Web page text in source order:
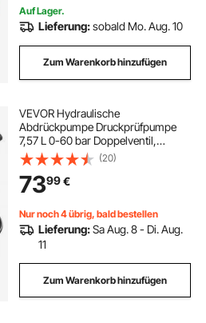
Auf Lager.
Lieferung:sobald Mo. Aug. 10
Zum Warenkorb hinzufügen
VEVOR Hydraulische
Abdrückpumpe Druckprüfpumpe
7,57 L 0-60 bar Doppelventil,
Handdruckpumpe mit Manometer
und Tank, für Rohrleitungen,
Wasserleitungen, Heizungen,
Druck- und Leckprüfung
(20)
7399€
Nur noch 4 übrig, bald bestellen
Lieferung:Sa Aug. 8 - Di. Aug.
11
Zum Warenkorb hinzufügen